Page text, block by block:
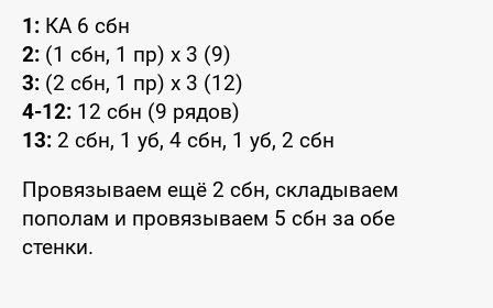
1: КА 6 сбн
2: (1 сбн, 1 пр) x 3 (9)
3: (2 сбн, 1 пр) x 3 (12)
4-12: 12 сбн (9 рядов)
13: 2 сбн, 1 уб, 4 сбн, 1 уб, 2 сбн
Провязываем ещё 2 сбн, складываем
пополам и провязываем 5 сбн за обе
стенки.